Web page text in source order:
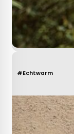
#Echtwarm